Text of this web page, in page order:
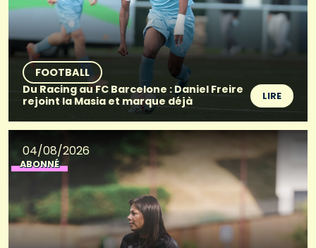
FOOTBALL
Du Racing au FC Barcelone : Daniel Freire
rejoint la Masia et marque déjà
LIRE
04/08/2026
ABONNÉ